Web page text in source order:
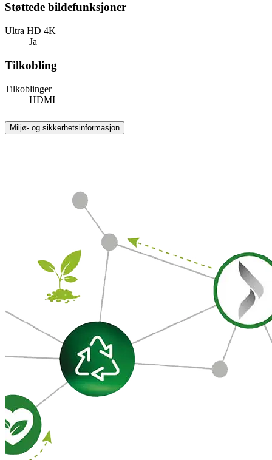
Støttede bildefunksjoner
Ultra HD 4K
Ja
Tilkobling
Tilkoblinger
HDMI
Miljø- og sikkerhetsinformasjon